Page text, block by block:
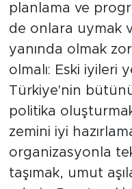
planlama ve
de onlara uymak
yanında olmak
olmalı: Eski iyileri
Türkiye'nin
politika
zemini iyi
organizasyonla
taşımak, umut